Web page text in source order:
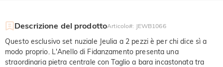
Descrizione del prodottoArticolo#: JEWB1066
Questo esclusivo set nuziale Jeulia a 2 pezzi è per chi dice sì a
modo proprio. L'Anello di Fidanzamento presenta una
straordinaria pietra centrale con Taglio a bara incastonata tra